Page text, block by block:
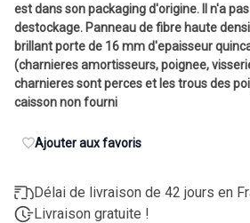
est dans son packaging d'origine. Il n'a
destockage. Panneau de fibre haute
brillant porte de 16 mm d'epaisseur
(charnieres amortisseurs, poignee,
charnieres sont perces et les trous des
caisson non fourni
Ajouter aux favoris
Délai de livraison de 42 jours en
Livraison gratuite !